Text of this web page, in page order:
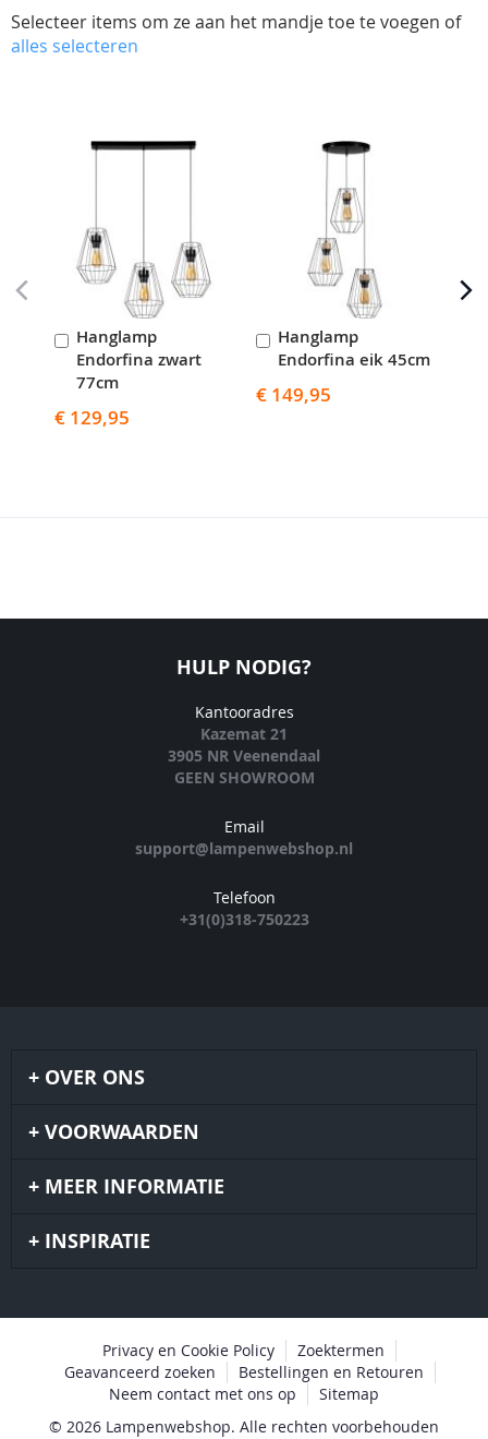
Selecteer items om ze aan het mandje toe te voegen of
alles selecteren
Hanglamp
Endorfina zwart
77cm
€ 129,95
In
Winkelwagen
Hanglamp
Endorfina eik 45cm
€ 149,95
In
Winkelwagen
HULP NODIG?
Kantooradres
Kazemat 21
3905 NR Veenendaal
GEEN SHOWROOM
Email
support@lampenwebshop.nl
Telefoon
+31(0)318-750223
OVER ONS
VOORWAARDEN
MEER INFORMATIE
INSPIRATIE
Privacy en Cookie Policy
Zoektermen
Geavanceerd zoeken
Bestellingen en Retouren
Neem contact met ons op
Sitemap
© 2026 Lampenwebshop. Alle rechten voorbehouden